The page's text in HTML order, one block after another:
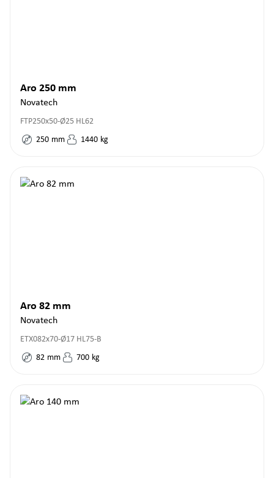
Aro 250 mm
Novatech
FTP250x50-Ø25 HL62
250 mm 1440 kg
Aro 82 mm
Novatech
ETX082x70-Ø17 HL75-B
82 mm 700 kg